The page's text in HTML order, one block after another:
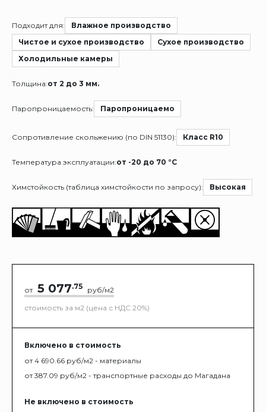
Подходит для:
Влажное производство
Чистое и сухое производство
Сухое производство
Холодильные камеры
Толщина:от 2 до 3 мм.
Паропроницаемость: Паропроницаемо
Сопротивление скольжению (по DIN 51130): Класс R10
Температура эксплуатации:от -20 до 70 °C
Химстойкость (таблица химстойкости по запросу): Высокая
от 5 077.75
руб/м2
стоимость за м2 (цена с НДС 20%)
Включено в стоимость
от 4 690.66 руб/м2 - материалы
от 387.09 руб/м2 - транспортные расходы до Магадана
Не включено в стоимость